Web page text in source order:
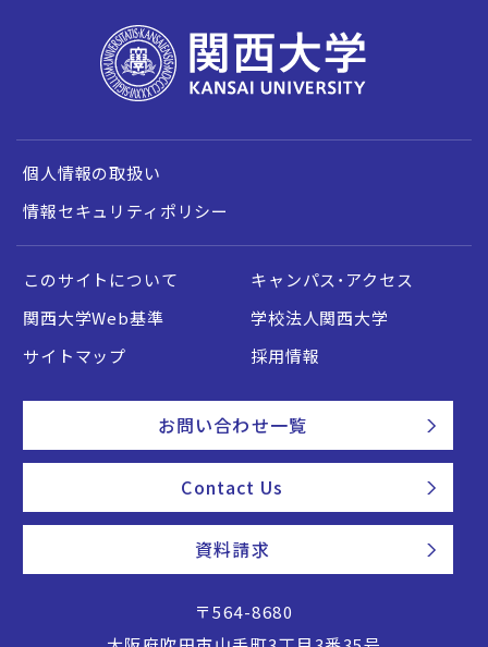
個人情報の取扱い
情報セキュリティポリシー
このサイトについて
キャンパス・アクセス
関西大学Web基準
学校法人関西大学
サイトマップ
採用情報
お問い合わせ一覧
Contact Us
資料請求
〒564-8680